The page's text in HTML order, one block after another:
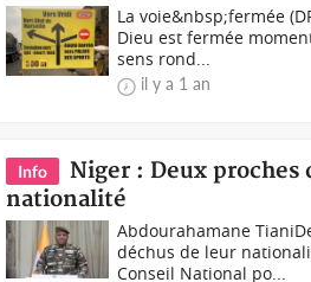
La voie&nbsp;fermée
Dieu est fermée
sens rond...
il y a 1 an
Info
Niger : Deux
nationalité
Abdourahamane
déchus de leur
Conseil National po...